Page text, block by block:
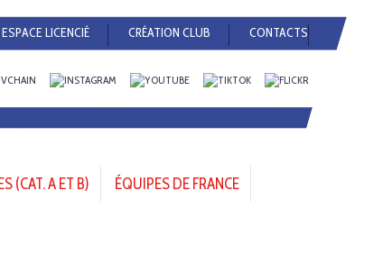
ESPACE LICENCIÉ CRÉATION CLUB CONTACTS
(CAT. A ET B)
ÉQUIPES DE FRANCE